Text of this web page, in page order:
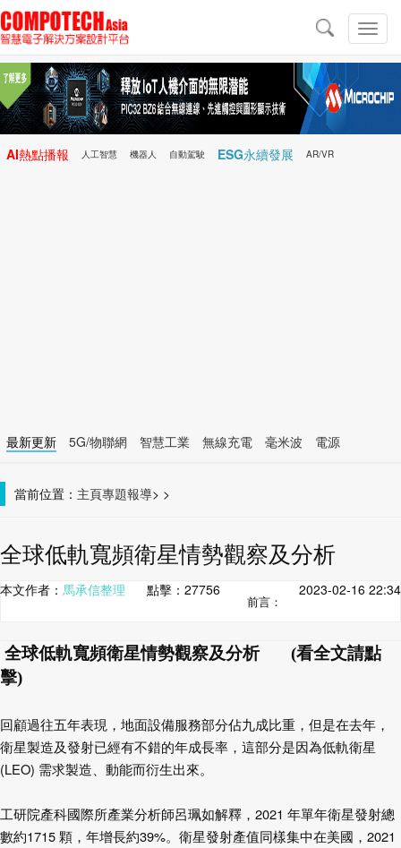
切
換
導
導
航
AI熱點播報 人工智慧 機器人 自動駕駛 ESG永續發展 AR/VR
最新更新 5G/物聯網 智慧工業 無線充電 毫米波
電源
當前位置： 主頁 >
專題報導 >
全球低軌寬頻衛星情勢觀察及分析
本文作者： 馬承信整理 點擊： 27756 2023-02-16 22:34
前言：
全球低軌寬頻衛星情勢觀察及分析 (看全文請點
擊)
回顧過往五年表現，地面設備服務部分佔九成比重，但是在去年，
衛星製造及發射已經有不錯的年成長率，這部分是因為低軌衛星
(LEO) 需求製造、動能而衍生出來。
工研院產科國際所產業分析師呂珮如解釋， 2021 年單年衛星發射總
數約1715顆，年增長約39%。衛星發射產值同樣集中在美國， 2021